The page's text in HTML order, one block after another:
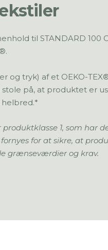
til STANDARD 100
og tryk) af et OEKO-
på, at produktet er
1, som har
for at sikre, at
grænseværdier og krav.